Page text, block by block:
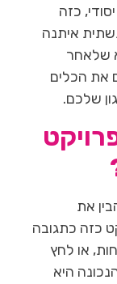
כזה
איתנה
שלאחר
את הכלים
שלכם.
את
כזה כתגובה
או לחץ
היא